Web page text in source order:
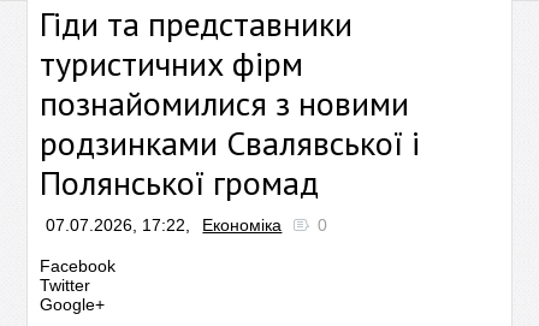
Гіди та представники
туристичних фірм
познайомилися з новими
родзинками Свалявської і
Полянської громад
07.07.2026, 17:22, Економіка 0
Facebook
Twitter
Google+